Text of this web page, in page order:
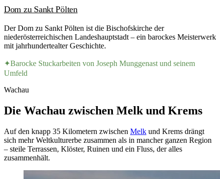
Dom zu Sankt Pölten
Der Dom zu Sankt Pölten ist die Bischofskirche der
niederösterreichischen Landeshauptstadt – ein barockes Meisterwerk
mit jahrhundertealter Geschichte.
✦Barocke Stuckarbeiten von Joseph Munggenast und seinem
Umfeld
Wachau
Die Wachau zwischen Melk und Krems
Auf den knapp 35 Kilometern zwischen Melk und Krems drängt
sich mehr Weltkulturerbe zusammen als in mancher ganzen Region
– steile Terrassen, Klöster, Ruinen und ein Fluss, der alles
zusammenhält.